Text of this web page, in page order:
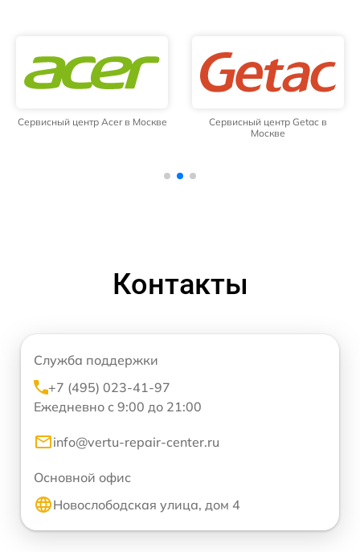
Сервисный центр Acer в Москве
Сервисный центр Getac в
Москве
Контакты
Служба поддержки
+7 (495) 023-41-97
Ежедневно с 9:00 до 21:00
info@vertu-repair-center.ru
Основной офис
Новослободская улица, дом 4